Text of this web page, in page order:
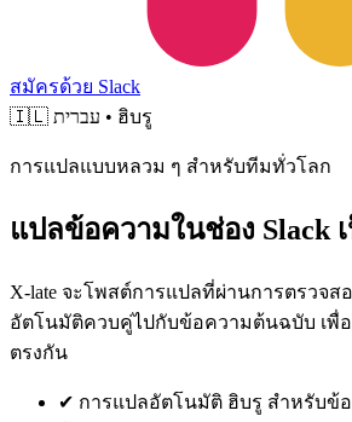
สมัครด้วย Slack
🇮🇱
עברית • ฮิบรู
การแปลแบบหลวม ๆ สำหรับทีมทั่วโลก
แปลข้อความในช่อง Slack
X-late จะโพสต์การแปลที่ผ่านการตรวจส
อัตโนมัติควบคู่ไปกับข้อความต้นฉบับ เพื่
ตรงกัน
✔ การแปลอัตโนมัติ ฮิบรู สำหรับข้